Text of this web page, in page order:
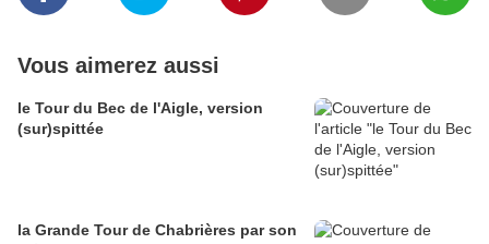
Vous aimerez aussi
le Tour du Bec de l'Aigle, version
(sur)spittée
la Grande Tour de Chabrières par son